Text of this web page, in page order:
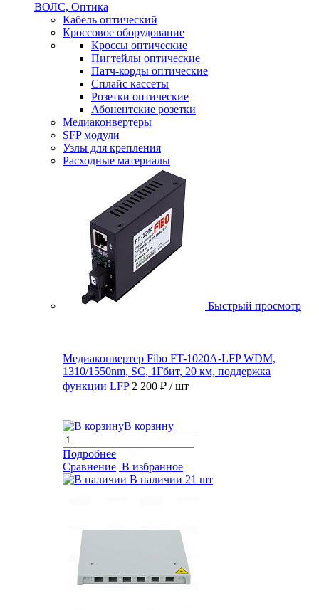
ВОЛС, Оптика
Кабель оптический
Кроссовое оборудование
Кроссы оптические
Пигтейлы оптические
Патч-корды оптические
Сплайс кассеты
Розетки оптические
Абонентские розетки
Медиаконвертеры
SFP модули
Узлы для крепления
Расходные материалы
Быстрый просмотр
Медиаконвертер Fibo FT-1020A-LFP WDM,
1310/1550nm, SC, 1Гбит, 20 км, поддержка
функции LFP 2 200 ₽ / шт
В корзину
Подробнее
Сравнение В избранное
В наличии 21 шт